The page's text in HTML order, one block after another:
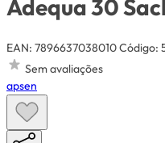
Adequa 30
EAN: 7896637038010Código:
Sem avaliações
apsen